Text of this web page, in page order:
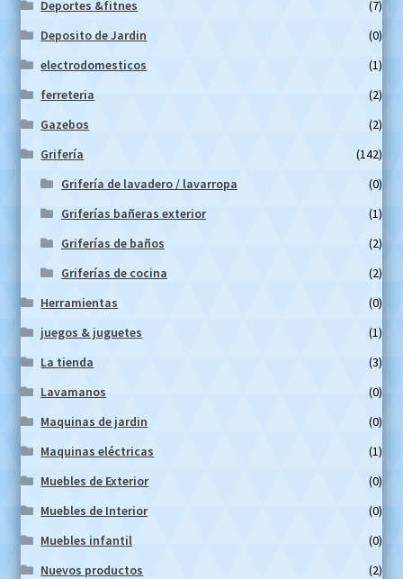
Deportes &fitnes
(7)
Deposito de Jardin
(0)
electrodomesticos
(1)
ferreteria
(2)
Gazebos
(2)
Grifería
(142)
Grifería de lavadero / lavarropa
(0)
Griferías bañeras exterior
(1)
Griferías de baños
(2)
Griferías de cocina
(2)
Herramientas
(0)
juegos & juguetes
(1)
La tienda
(3)
Lavamanos
(0)
Maquinas de jardin
(0)
Maquinas eléctricas
(1)
Muebles de Exterior
(0)
Muebles de Interior
(0)
Muebles infantil
(0)
Nuevos productos
(2)